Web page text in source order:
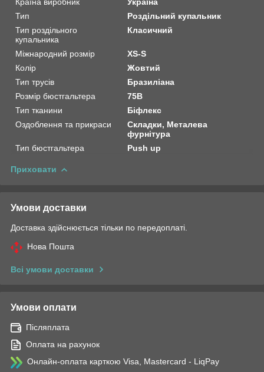
Тип
Роздільний купальник
Тип роздільного
купальника
Класичний
Міжнародний розмір
XS-S
Колір
Жовтий
Тип трусів
Бразиліана
Розмір бюстгальтера
75B
Тип тканини
Біфлекс
Оздоблення та прикраси
Складки, Металева
фурнітура
Тип бюстгальтера
Push up
Приховати
Умови доставки
Доставка здійснюється тільки по передоплаті.
Нова Пошта
Всі умови доставки
Умови оплати
Післяплата
Оплата на рахунок
Онлайн-оплата карткою Visa, Mastercard - LiqPay